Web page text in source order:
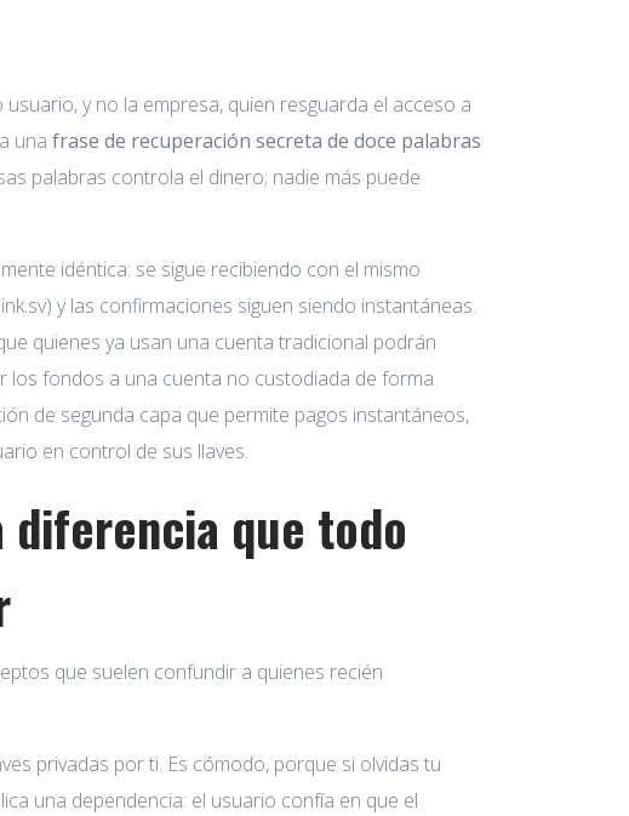
y no la empresa, quien resguarda el acceso a
una frase de recuperación secreta de doce palabras
palabras controla el dinero; nadie más puede
idéntica: se sigue recibiendo con el mismo
y las confirmaciones siguen siendo instantáneas.
quienes ya usan una cuenta tradicional podrán
los fondos a una cuenta no custodiada de forma
de segunda capa que permite pagos instantáneos,
en control de sus llaves.
que todo
que suelen confundir a quienes recién
privadas por ti. Es cómodo, porque si olvidas tu
una dependencia: el usuario confía en que el